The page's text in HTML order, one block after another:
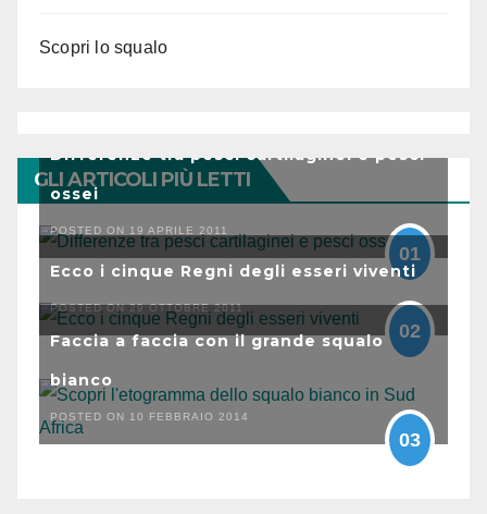
Scopri lo squalo
GLI ARTICOLI PIÙ LETTI
Differenze tra pesci cartilaginei e pesci
ossei
POSTED ON 19 APRILE 2011
01
Ecco i cinque Regni degli esseri viventi
POSTED ON 29 OTTOBRE 2011
02
Faccia a faccia con il grande squalo
bianco
POSTED ON 10 FEBBRAIO 2014
03